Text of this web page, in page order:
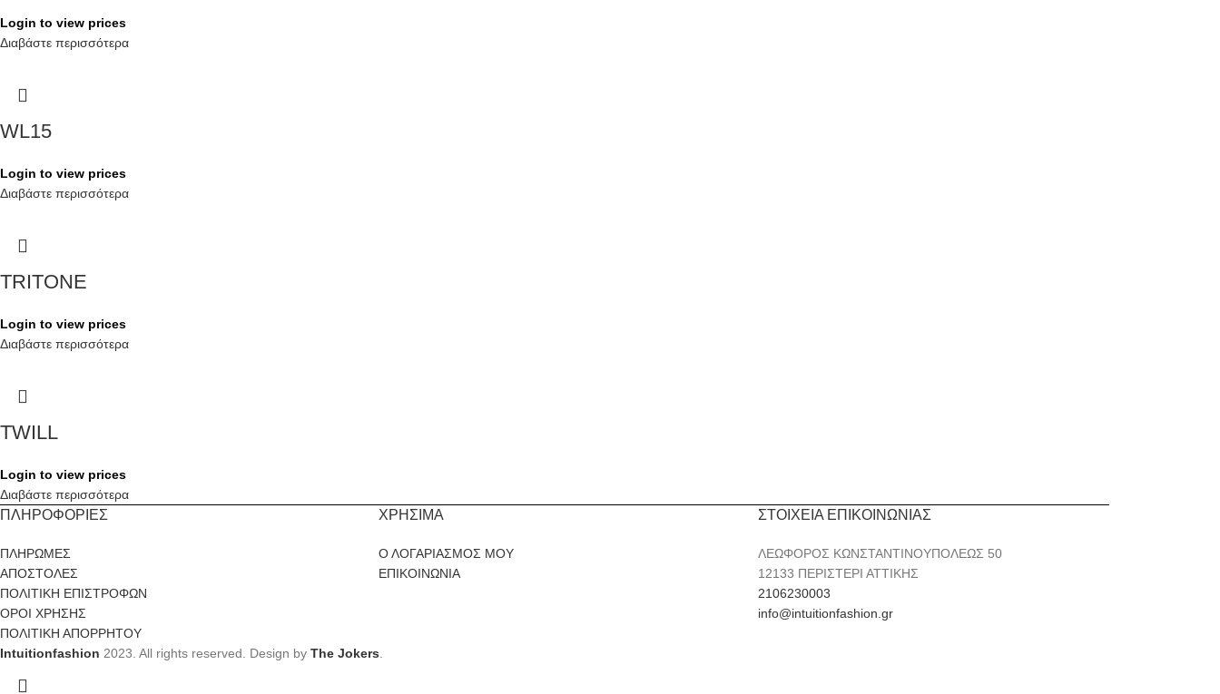
Login to view prices
Διαβάστε περισσότερα
WL15
Login to view prices
Διαβάστε περισσότερα
TRITONE
Login to view prices
Διαβάστε περισσότερα
TWILL
Login to view prices
Διαβάστε περισσότερα
ΠΛΗΡΟΦΟΡΙΕΣ
ΠΛΗΡΩΜΕΣ
ΑΠΟΣΤΟΛΕΣ
ΠΟΛΙΤΙΚΗ ΕΠΙΣΤΡΟΦΩΝ
ΟΡΟΙ ΧΡΗΣΗΣ
ΠΟΛΙΤΙΚΗ ΑΠΟΡΡΗΤΟΥ
ΧΡΗΣΙΜΑ
Ο ΛΟΓΑΡΙΑΣΜΟΣ ΜΟΥ
ΕΠΙΚΟΙΝΩΝΙΑ
ΣΤΟΙΧΕΙΑ ΕΠΙΚΟΙΝΩΝΙΑΣ
ΛΕΩΦΟΡΟΣ ΚΩΝΣΤΑΝΤΙΝΟΥΠΟΛΕΩΣ 50
12133 ΠΕΡΙΣΤΕΡΙ ΑΤΤΙΚΗΣ
2106230003
info@intuitionfashion.gr
Intuitionfashion 2023. All rights reserved. Design by The Jokers